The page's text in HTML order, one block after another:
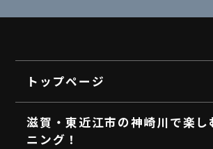
トップページ
滋賀・東近江市の神崎川で楽し
ニング！